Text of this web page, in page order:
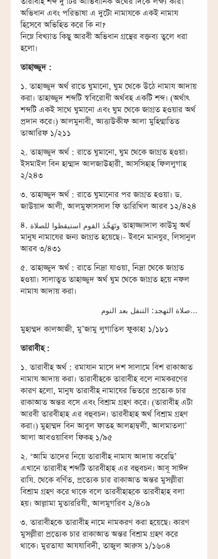
অভিধান এবং পরিভাষা এ দুটো নামাযকে একই নামায
হিসেবে অভিহিত করে কি না?
নিম্নে বিখ্যাত কিছু আরবী অভিধান গ্রন্থের বক্তব্য তুলে ধরা
হলো।
তাহাজ্জুদ :
১. তাহাজ্জুদ অর্থ রাতে ঘুমানো, ঘুম থেকে উঠে নামায আদায়
করা। তাহাজ্জুদ শব্দটি স্ববিরোধী অর্থবহ একটি শব্দ। (অর্থাৎ
শব্দটি একই সাথে ঘুমানো এবং ঘুম থেকে জাগ্রত হওয়ার অর্থ
প্রদান করে।) আলমুনাবী, আত্তাউকীফ আলা মুহিম্মাতিত
তাআরিফ ১/২১১
২. তাহাজ্জুদ অর্থ : রাতে ঘুমানো, ঘুম থেকে জাগ্রত হওয়া।
ইসমাইল বিন হাম্মাদ আলজাউহারী, আসসিহাহ ফিললুগাহ
২/২৪৩
৩. তাহাজ্জুদ অর্থ : রাতে ঘুমানোর পর জাগ্রত হওয়া। ড.
জাউয়াদ আলী, আলমুফাসসাল ফি তারিখিল আরব ১২/৪২৪
৪. وتَهَجَّدَ القوم استيقظوا للصلاة তাহাজ্জাদাল কাউমু অর্থ
মানুষ নামাযের জন্য জাগ্রত হয়েছে।- ইবনে মানযুর, লিসানুল
আরব ৩/৪৩১
৫. তাহাজ্জুদ অর্থ : রাতে নিদ্রা যাওয়া, নিদ্রা থেকে জাগ্রত
হওয়া। সালাতুত তাহাজ্জুদ অর্থ ঘুম থেকে জাগ্রত হয়ে নফল
নামায আদায় করা।
صلاة التهجد: التنفل بعد النوم…
মুহাম্মদ কালআজী, মু’জামু লুগাতিল ফুকাহা ১/১৮১
তারাবীহ :
১. তারাবীহ অর্থ : রমাযান মাসে দশ সালামে বিশ রাকাআত
নামায আদায় করা। তারাবীহকে তারাবীহ বলে নামকরণের
কারণ হলো, মানুষ তারাবীহ নামাযের ভিতরে প্রত্যেক চার
রাকাআত অন্তর বসে এবং বিশ্রাম গ্রহণ করে। (তারাবীহ এটা
আরবী তারবীহাহ এর বহুবচন। তারবীহাহ অর্থ বিশ্রাম গ্রহণ
করা।) মুহাম্মদ বিন আবুল ফাতহ আলহাম্বলী, আলমাতলা’
আলা আবওয়াবিল ফিকহ ১/৯৫
২. ‘আমি তাদের নিয়ে তারাবীহ নামায আদায় করেছি’
এখানে তারাবীহ শব্দটি তারবীহাহ এর বহুবচন। আবূ সাঈদ
রাযি. থেকে বর্ণিত, প্রত্যেক চার রাকাআত অন্তর মুসল্লীরা
বিশ্রাম গ্রহণ করে থাকে বলে তারবীহাহকে তারবীহাহ বলা
হয়। আল্লামা মুতাররিযী, আলমুগরিব ২/৪০৯
৩. তারাবীহকে তারাবীহ নামে নামকরণ করা হয়েছে। কারণ
মুসল্লীরা প্রত্যেক চার রাকাআত অন্তর বিশ্রাম গ্রহণ করে
থাকে। মুরতাযা আযযাবিদী, তাজুল আরুস ১/১৬০৪